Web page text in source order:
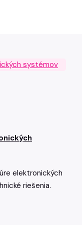
elektronických
riešenia.